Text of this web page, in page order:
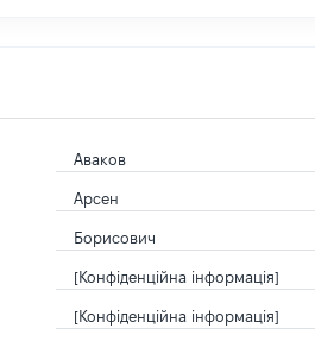
Аваков
Арсен
Борисович
[Конфіденційна інформація]
[Конфіденційна інформація]